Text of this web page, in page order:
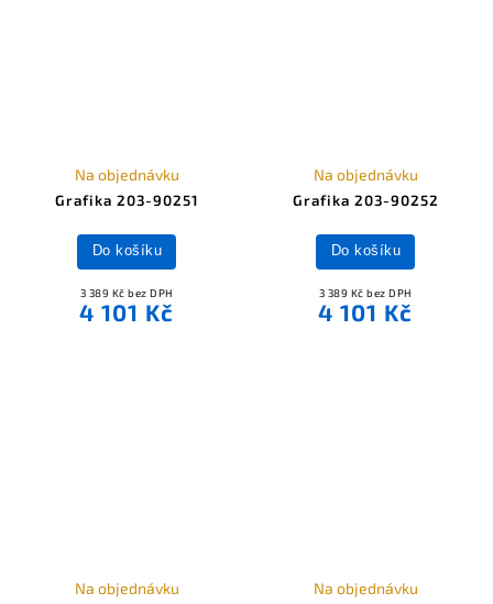
Grafika 203-90251
Na objednávku
3 389 Kč bez DPH
4 101 Kč
Do košíku
Grafika 203-90252
Na objednávku
3 389 Kč bez DPH
4 101 Kč
Do košíku
Na objednávku Na objednávku